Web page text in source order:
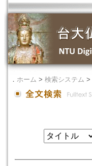
． ホーム > 検索システム >